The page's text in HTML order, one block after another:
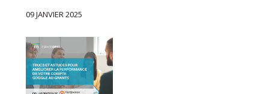
09 JANVIER 2025